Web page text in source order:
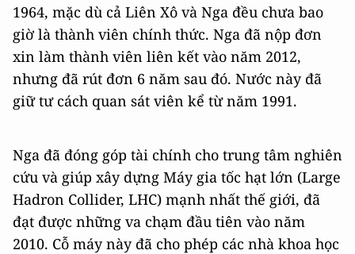
1964, mặc dù cả Liên Xô và Nga đều chưa bao
giờ là thành viên chính thức. Nga đã nộp đơn
xin làm thành viên liên kết vào năm 2012,
nhưng đã rút đơn 6 năm sau đó. Nước này đã
giữ tư cách quan sát viên kể từ năm 1991.
Nga đã đóng góp tài chính cho trung tâm nghiên
cứu và giúp xây dựng Máy gia tốc hạt lớn (Large
Hadron Collider, LHC) mạnh nhất thế giới, đã
đạt được những va chạm đầu tiên vào năm
2010. Cỗ máy này đã cho phép các nhà khoa học